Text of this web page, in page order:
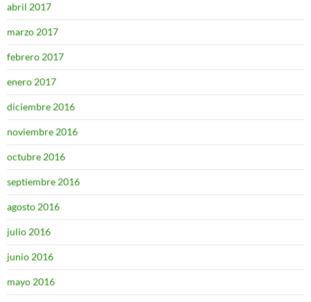
abril 2017
marzo 2017
febrero 2017
enero 2017
diciembre 2016
noviembre 2016
octubre 2016
septiembre 2016
agosto 2016
julio 2016
junio 2016
mayo 2016